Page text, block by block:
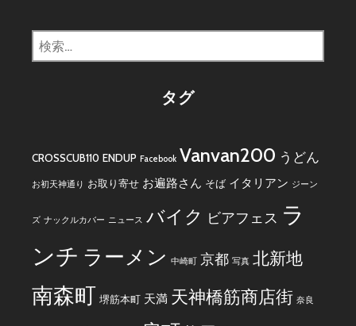
検
索:
タグ
CROSSCUB110 ENDUP Facebook Vanvan200 うどん
お初天神通り お取り寄せ お遍路さん そば イタリアン ジーン
ズ ナックルカバー ニュース バイク ビアフェス ラ
ンチ ラーメン 中崎町 京都 写真 北新地
南森町 堺筋本町 天満 天神橋筋商店街 奈良